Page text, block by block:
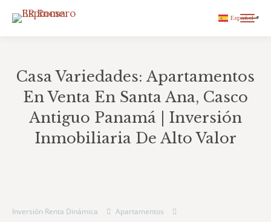
Casa Variedades: Apartamentos
En Venta En Santa Ana, Casco
Antiguo Panamá | Inversión
Inmobiliaria De Alto Valor
Inversión Renta Dinámica
Apartamentos
Español ▼